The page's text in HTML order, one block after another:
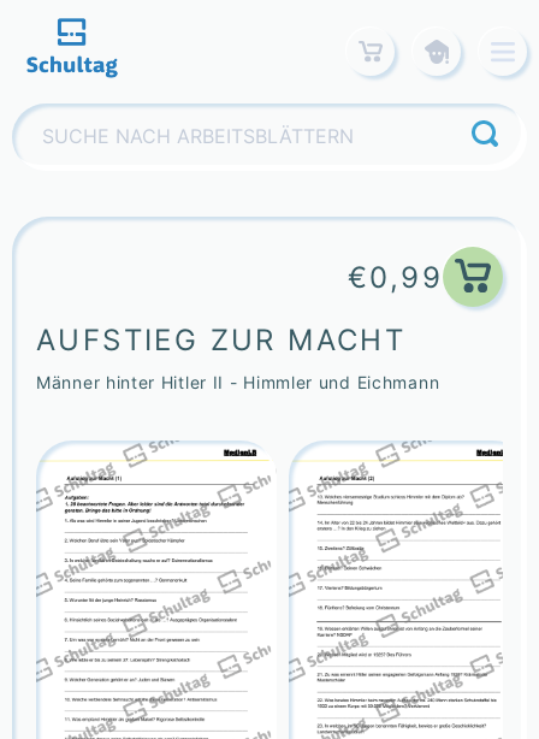
content
Suchen
nach:
€0,99
AUFSTIEG ZUR MACHT
Männer hinter Hitler II - Himmler und Eichmann